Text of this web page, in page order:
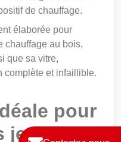
de chauffage.
élaborée pour
chauffage au bois,
que sa vitre,
complète et infaillible.
pour
jeunes